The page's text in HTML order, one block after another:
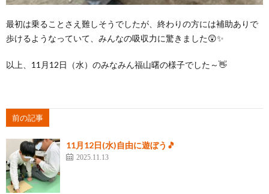
最初は乗ることさえ難しそうでしたが、終わりの方には補助ありで
歩けるようなっていて、みんなの吸収力に驚きました😲✨
以上、11月12日（水）のみなみん福山曙の様子でした～👋
前の記事
11月12日(水)自由に遊ぼう🎵
2025.11.13